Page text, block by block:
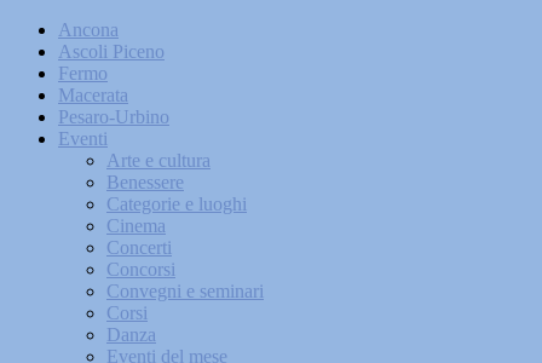
Ancona
Ascoli Piceno
Fermo
Macerata
Pesaro-Urbino
Eventi
Arte e cultura
Benessere
Categorie e luoghi
Cinema
Concerti
Concorsi
Convegni e seminari
Corsi
Danza
Eventi del mese